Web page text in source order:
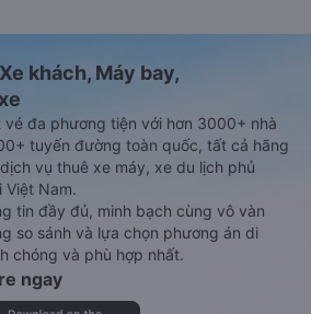
khách, Máy bay,
đa phương tiện với hơn 3000+ nhà
tuyến đường toàn quốc, tất cả hãng
vụ thuê xe máy, xe du lịch phủ
Việt Nam.
tin đầy đủ, minh bạch cùng vô vàn
so sánh và lựa chọn phương án di
chóng và phù hợp nhất.
ngay